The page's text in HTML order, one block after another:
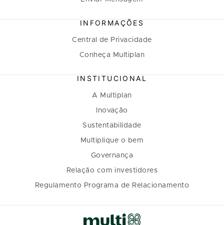
INFORMAÇÕES
Central de Privacidade
Conheça Multiplan
INSTITUCIONAL
A Multiplan
Inovação
Sustentabilidade
Multiplique o bem
Governança
Relação com investidores
Regulamento Programa de Relacionamento